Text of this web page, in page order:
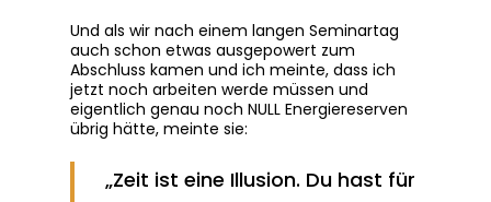
Und als wir nach einem langen Seminartag
auch schon etwas ausgepowert zum
Abschluss kamen und ich meinte, dass ich
jetzt noch arbeiten werde müssen und
eigentlich genau noch NULL Energiereserven
übrig hätte, meinte sie:
„Zeit ist eine Illusion. Du hast für